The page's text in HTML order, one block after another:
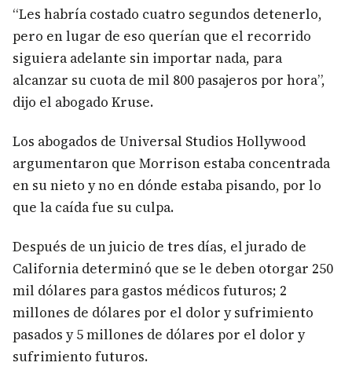
“Les habría costado cuatro segundos detenerlo,
pero en lugar de eso querían que el recorrido
siguiera adelante sin importar nada, para
alcanzar su cuota de mil 800 pasajeros por hora”,
dijo el abogado Kruse.
Los abogados de Universal Studios Hollywood
argumentaron que Morrison estaba concentrada
en su nieto y no en dónde estaba pisando, por lo
que la caída fue su culpa.
Después de un juicio de tres días, el jurado de
California determinó que se le deben otorgar 250
mil dólares para gastos médicos futuros; 2
millones de dólares por el dolor y sufrimiento
pasados y 5 millones de dólares por el dolor y
sufrimiento futuros.